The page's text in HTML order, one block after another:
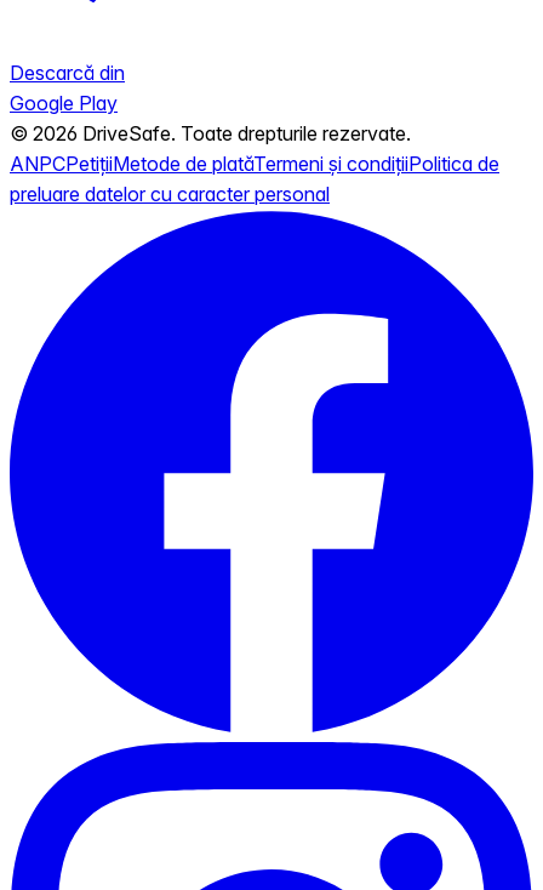
Descarcă din
Google Play
© 2026 DriveSafe. Toate drepturile rezervate.
ANPCPetițiiMetode de platăTermeni și condițiiPolitica de
preluare datelor cu caracter personal